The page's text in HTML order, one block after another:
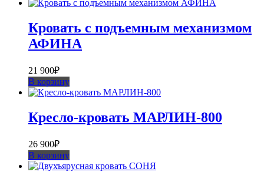
Кровать с подъемным механизмом
АФИНА
21 900₽
В корзину
Кресло-кровать МАРЛИН-800
26 900₽
В корзину